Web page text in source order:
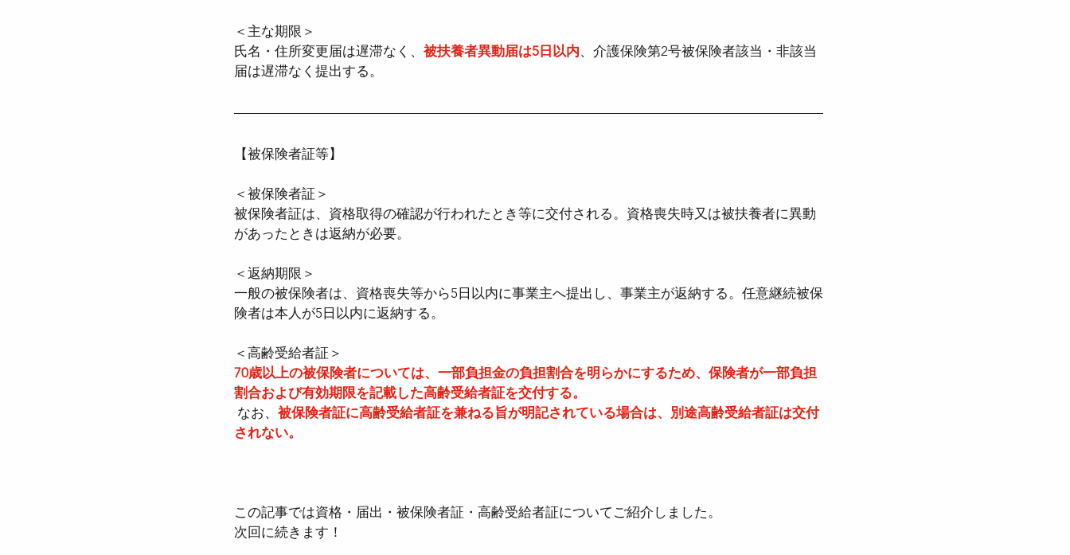
＜主な期限＞
氏名・住所変更届は遅滞なく、 被扶養者異動届は5日以内、介護保険第2号被保険者該当・非該当
届は遅滞なく提出する。
【被保険者証等】
＜被保険者証＞
被保険者証は、資格取得の確認が行われたとき等に交付される。資格喪失時又は被扶養者に異動
があったときは返納が必要。
＜返納期限＞
一般の被保険者は、資格喪失等から5日以内に事業主へ提出し、事業主が返納する。任意継続被保
険者は本人が5日以内に返納する。
＜高齢受給者証＞
70歳以上の被保険者については、一部負担金の負担割合を明らかにするため、保険者が一部負担
割合および有効期限を記載した高齢受給者証を交付する。
なお、 被保険者証に高齢受給者証を兼ねる旨が明記されている場合は、別途高齢受給者証は交付
されない。
この記事では資格・届出・被保険者証・高齢受給者証についてご紹介しました。
次回に続きます！